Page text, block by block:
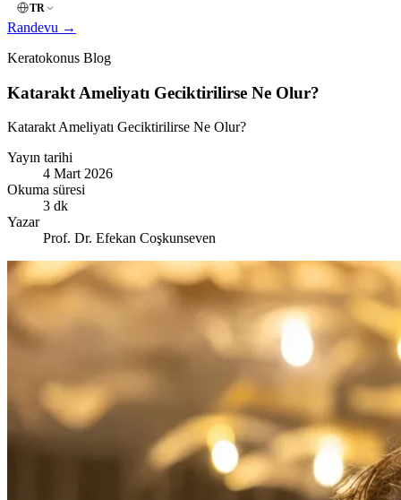
TR
Randevu →
Keratokonus Blog
Katarakt Ameliyatı Geciktirilirse Ne Olur?
Katarakt Ameliyatı Geciktirilirse Ne Olur?
Yayın tarihi
4 Mart 2026
Okuma süresi
3 dk
Yazar
Prof. Dr. Efekan Coşkunseven